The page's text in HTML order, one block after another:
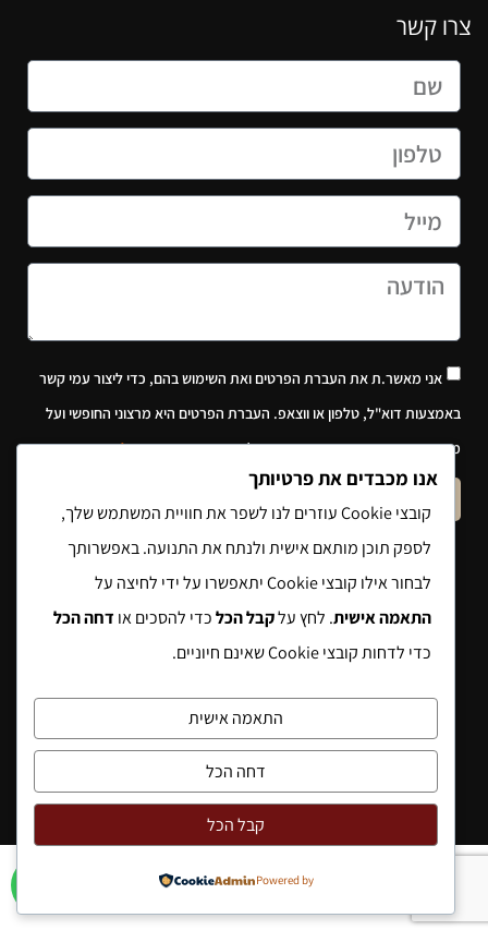
צרו קשר
אני מאשר.ת את העברת הפרטים ואת השימוש בהם, כדי ליצור עמי קשר
באמצעות דוא"ל, טלפון או ווצאפ. העברת הפרטים היא מרצוני החופשי ועל
מסירת הפרטים והשימוש במידע תחולמדיניות הפרטיות של האתר.
שלח הודעה
אנו מכבדים את פרטיותך
קובצי Cookie עוזרים לנו לשפר את חוויית המשתמש שלך,
לספק תוכן מותאם אישית ולנתח את התנועה. באפשרותך
לבחור אילו קובצי Cookie יתאפשרו על ידי לחיצה על
התאמה אישית. לחץ עלקבל הכלכדי להסכים או דחה הכל
כדי לדחות קובצי Cookie שאינם חיוניים.
התאמה אישית
דחה הכל
קבל הכל
Powered by